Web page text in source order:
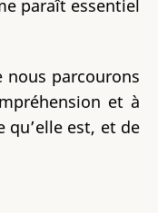
paraît essentiel
nous parcourons
et à
qu’elle est, et de